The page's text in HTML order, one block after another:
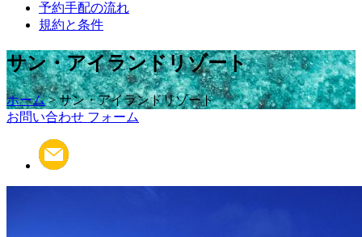
予約手配の流れ
規約と条件
サン・アイランドリゾート
ホーム> サン・アイランドリゾート
お問い合わせ フォーム